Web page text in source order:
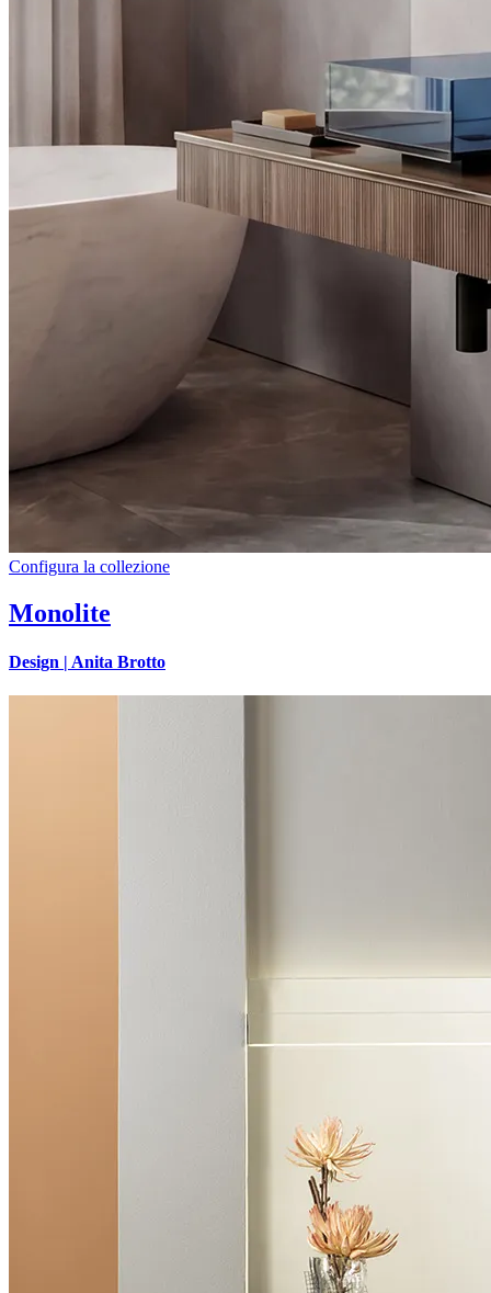
Configura la collezione
Monolite
Design | Anita Brotto